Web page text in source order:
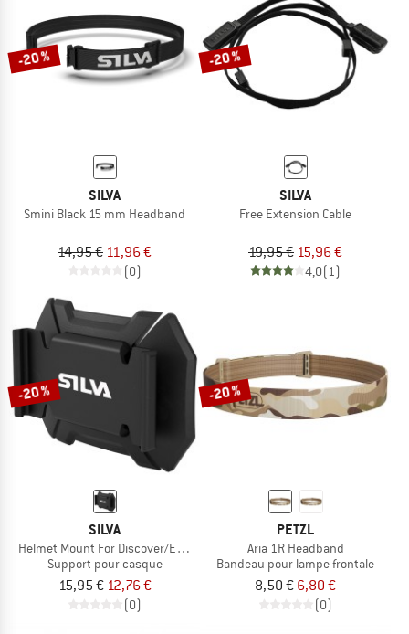
-20 %
SILVA
Smini Black 15 mm Headband
14,95 € 11,96 €
(0)
-20 %
SILVA
Free Extension Cable
19,95 € 15,96 €
4,0(1)
-20 %
SILVA
Helmet Mount For Discover/Explore 5
Support pour casque
15,95 € 12,76 €
(0)
-20 %
PETZL
Aria 1R Headband
Bandeau pour lampe frontale
8,50 € 6,80 €
(0)